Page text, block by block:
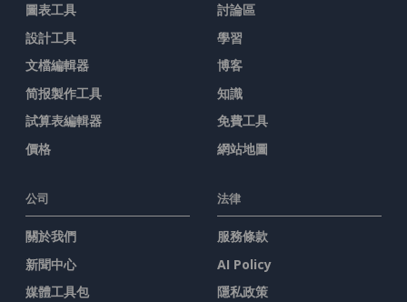
圖表工具
設計工具
文檔編輯器
简报製作工具
試算表編輯器
價格
討論區
學習
博客
知識
免費工具
網站地圖
公司
關於我們
新聞中心
媒體工具包
法律
服務條款
AI Policy
隱私政策